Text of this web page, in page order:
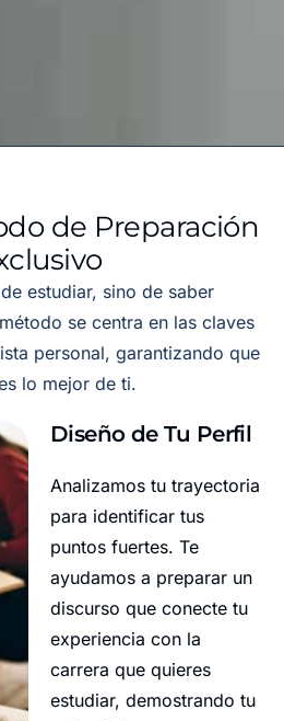
de Preparación
estudiar, sino de saber
se centra en las claves
personal, garantizando que
lo mejor de ti.
Diseño de Tu Perfil
Analizamos tu trayectoria
para identificar tus
puntos fuertes. Te
ayudamos a preparar un
discurso que conecte tu
experiencia con la
carrera que quieres
estudiar, demostrando tu